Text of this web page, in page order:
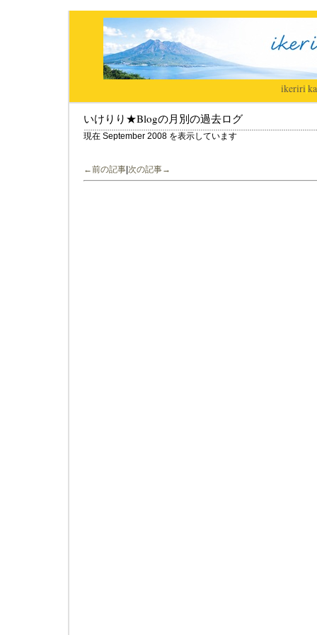
ikeriri|
いけりり★Blogの月別の過去ログ
現在 September 2008 を表示しています
←前の記事 次の記事→